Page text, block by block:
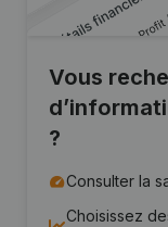
Vous
?
Consulter la
Choisissez